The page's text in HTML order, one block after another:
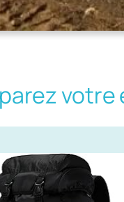
votre